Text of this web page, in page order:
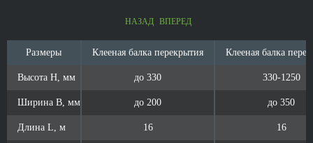
НАЗАД ВПЕРЕД
Размеры Клееная балка перекрытия Клееная балка
Высота Н, мм до 330 330-1250
Ширина B, мм до 200 до 350
Длина L, м 16 16
Размеры
Высота Н, мм
Ширина B, мм
Длина L, м